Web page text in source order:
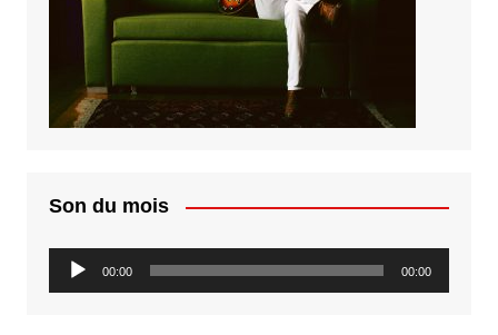
Son du mois
Lecteur
audio
00:00 00:00